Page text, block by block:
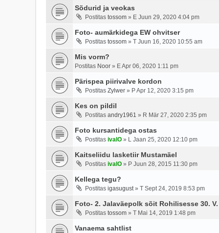
Sõdurid ja veokas
Postitas tossom » E Juun 29, 2020 4:04 pm
Foto- aumärkidega EW ohvitser
Postitas tossom » T Juun 16, 2020 10:55 am
Mis vorm?
Postitas Noor » E Apr 06, 2020 1:11 pm
Pärispea piirivalve kordon
Postitas Zylwer » P Apr 12, 2020 3:15 pm
Kes on pildil
Postitas andry1961 » R Mär 27, 2020 2:35 pm
Foto kursantidega ostas
Postitas ivalO » L Jaan 25, 2020 12:10 pm
Kaitseliidu lasketiir Mustamäel
Postitas ivalO » P Juun 28, 2015 11:30 pm
Kellega tegu?
Postitas igasugust» T Sept 24, 2019 8:53 pm
Foto- 2. Jalaväepolk sõit Rohilisesse 30. V.
Postitas tossom » T Mai 14, 2019 1:48 pm
Vanaema sahtlist